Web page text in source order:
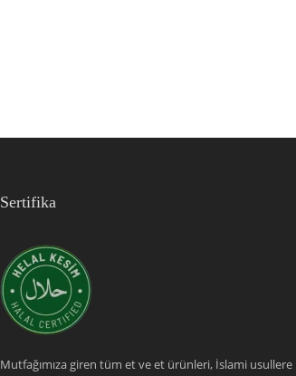
Sertifika
Mutfağımıza giren tüm et ve et ürünleri, İslami